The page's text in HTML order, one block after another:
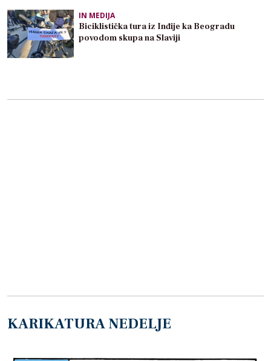
IN MEDIJA
Biciklistička tura iz Inđije ka Beogradu
povodom skupa na Slaviji
KARIKATURA NEDELJE